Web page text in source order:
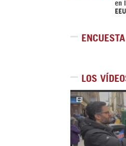
en
ENCUESTA
LOS